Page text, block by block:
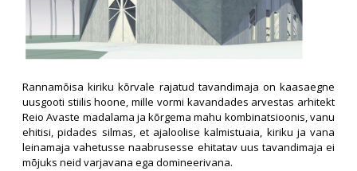
Rannamõisa kiriku kõrvale rajatud tavandimaja on kaasaegne
uusgooti stiilis hoone, mille vormi kavandades arvestas arhitekt
Reio Avaste madalama ja kõrgema mahu kombinatsioonis, vanu
ehitisi, pidades silmas, et ajaloolise kalmistuaia, kiriku ja vana
leinamaja vahetusse naabrusesse ehitatav uus tavandimaja ei
mõjuks neid varjavana ega domineerivana.